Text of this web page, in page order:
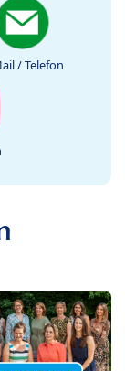
/ Telefon